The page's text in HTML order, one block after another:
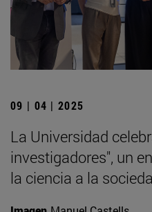
09 | 04 | 2025
La Universidad
investigadores", un
la ciencia a la